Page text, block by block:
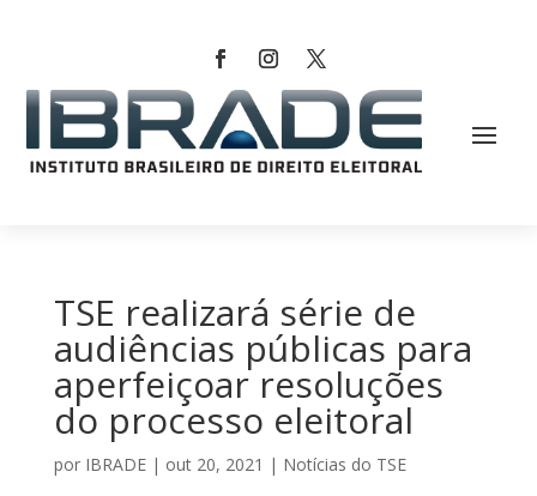
TSE realizará série de
audiências públicas para
aperfeiçoar resoluções
do processo eleitoral
por IBRADE| out 20, 2021 | Notícias do TSE